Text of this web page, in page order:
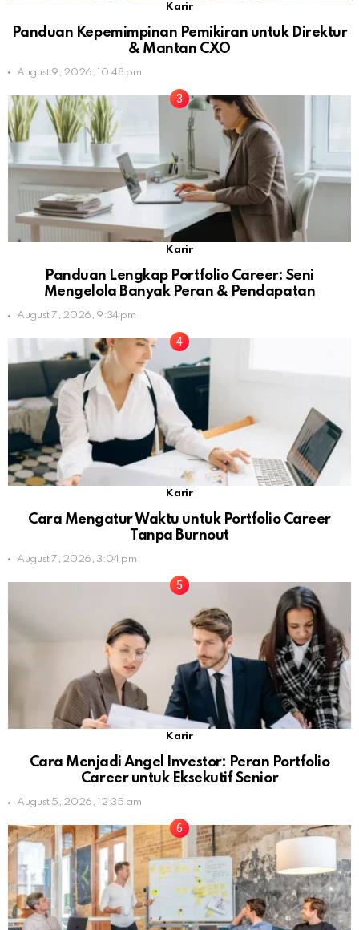
Karir
Panduan Kepemimpinan Pemikiran untuk Direktur
& Mantan CXO
August 9, 2026, 10:48 pm
Karir
Panduan Lengkap Portfolio Career: Seni
Mengelola Banyak Peran & Pendapatan
August 7, 2026, 9:34 pm
Karir
Cara Mengatur Waktu untuk Portfolio Career
Tanpa Burnout
August 7, 2026, 3:04 pm
Karir
Cara Menjadi Angel Investor: Peran Portfolio
Career untuk Eksekutif Senior
August 5, 2026, 12:35 am